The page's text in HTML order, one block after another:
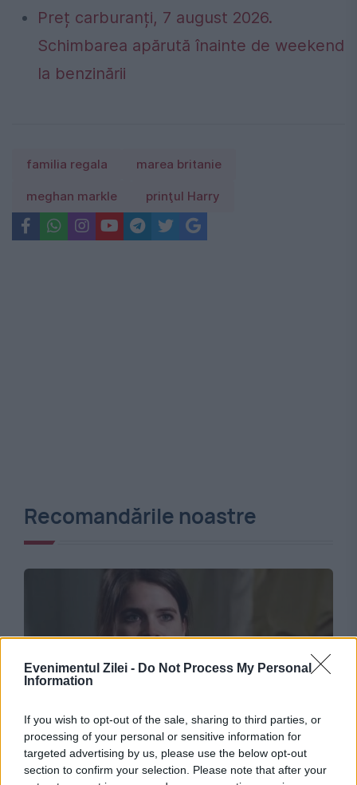
Evenimentul Zilei - Do Not Process My Personal
Information
If you wish to opt-out of the sale, sharing to third parties, or
processing of your personal or sensitive information for
targeted advertising by us, please use the below opt-out
section to confirm your selection. Please note that after your
Preț carburanți, 7 august 2026.
Schimbarea apărută înainte de weekend
la benzinării
familia regala marea britanie
meghan markle prinţul Harry
Recomandările noastre
MONDEN
Doar două persoane din Familia Regală